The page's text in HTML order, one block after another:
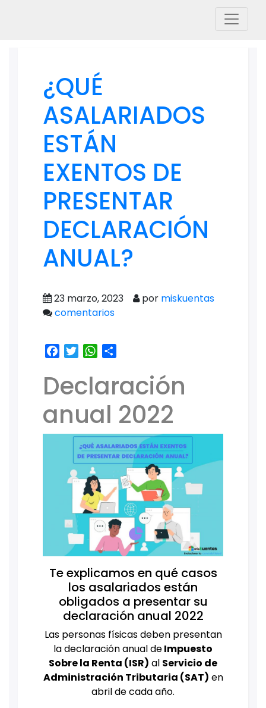
¿QUÉ
ASALARIADOS
ESTÁN
EXENTOS DE
PRESENTAR
DECLARACIÓN
ANUAL?
23 marzo, 2023 por miskuentas
comentarios
Facebook
TwitterWhatsApp
Declaración
anual 2022
Te explicamos en qué casos
los asalariados están
obligados a presentar su
declaración anual 2022
Las personas físicas deben presentan
la declaración anual deImpuesto
Sobre la Renta (ISR) al Servicio de
Administración Tributaria (SAT) en
abril de cada año.